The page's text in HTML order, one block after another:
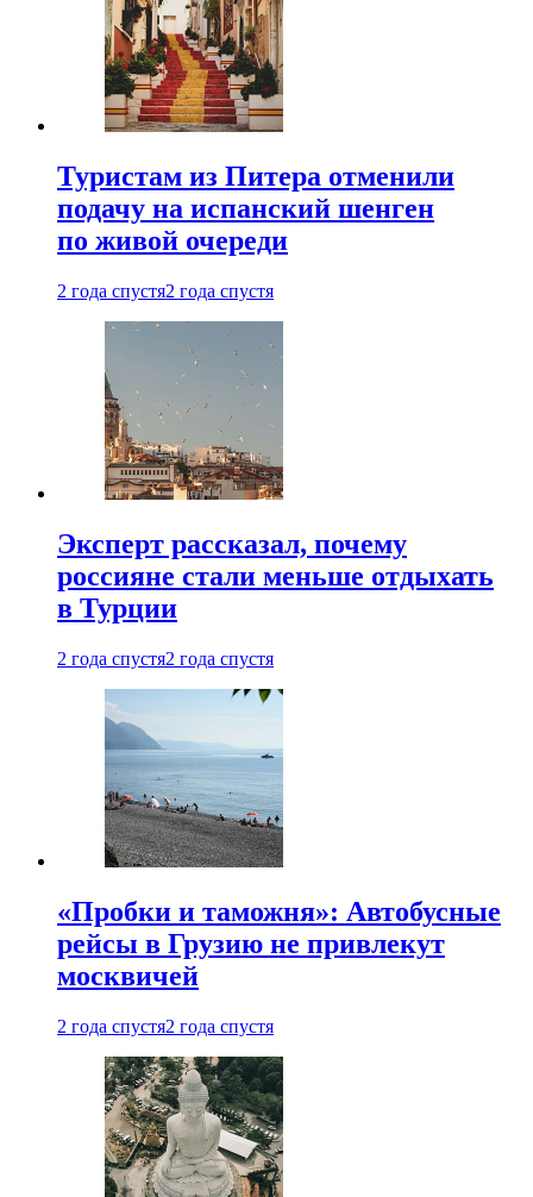
Туристам из Питера отменили
подачу на испанский шенген
по живой очереди
2 года спустя2 года спустя
Эксперт рассказал, почему
россияне стали меньше отдыхать
в Турции
2 года спустя2 года спустя
«Пробки и таможня»: Автобусные
рейсы в Грузию не привлекут
москвичей
2 года спустя2 года спустя